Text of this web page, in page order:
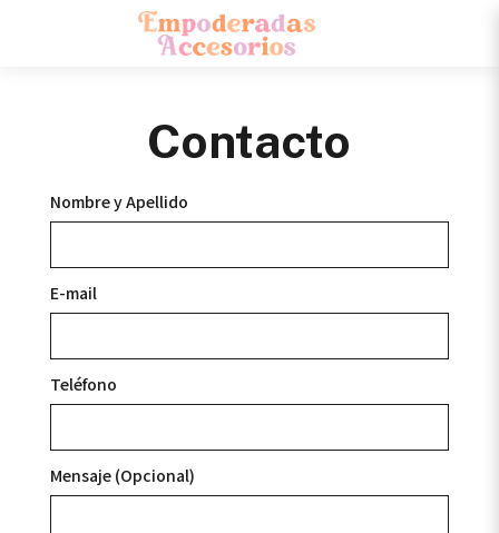
Contacto
Nombre y Apellido
E-mail
Teléfono
Mensaje (Opcional)